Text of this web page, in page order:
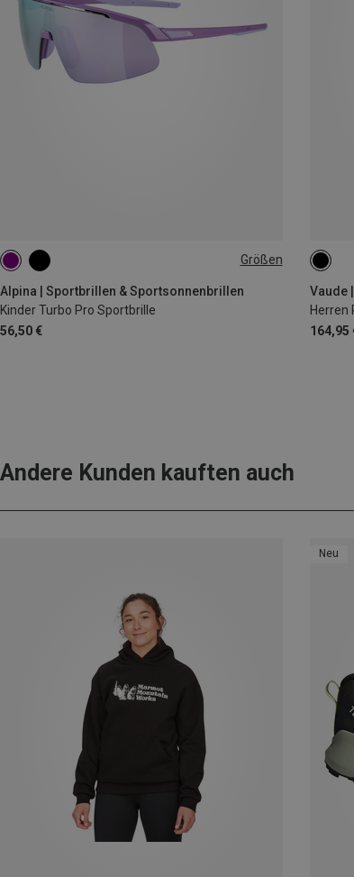
Größen
Alpina | Sportbrillen & Sportsonnenbrillen
Kinder Turbo Pro Sportbrille
56,50 €
ONE SIZE
Vaude
Herren
164,95
S
Andere Kunden kauften auch
Neu